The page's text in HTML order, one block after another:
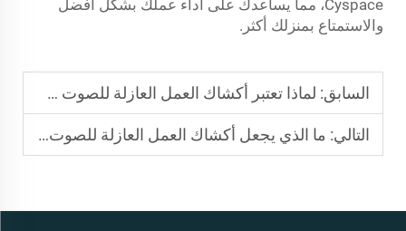
Cyspace، مما يساعدك على أداء عملك بشكل أفضل
والاستمتاع بمنزلك أكثر.
السابق: لماذا تعتبر أكشاك العمل العازلة للصوت ضرورية لمكاتب المنزل المنتجة
التالي: ما الذي يجعل أكشاك العمل العازلة للصوت مثاليةً للمساحات المفتوحة التخطيط؟